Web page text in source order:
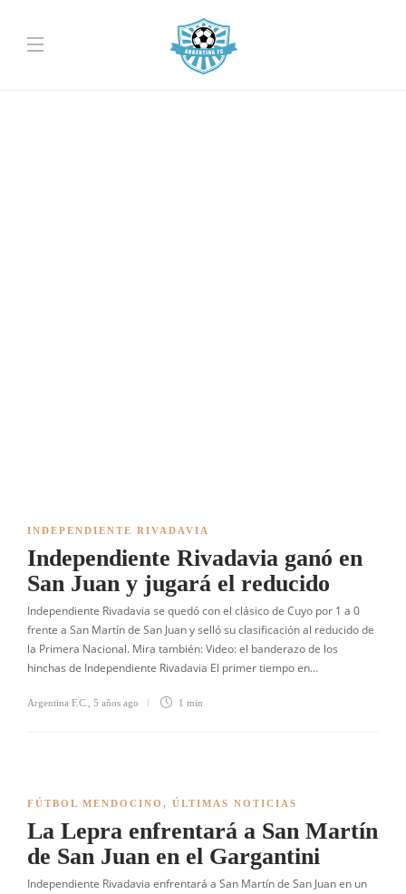
INDEPENDIENTE RIVADAVIA
Independiente Rivadavia ganó en
San Juan y jugará el reducido
Independiente Rivadavia se quedó con el clásico de Cuyo por 1 a 0
frente a San Martín de San Juan y selló su clasificación al reducido de
la Primera Nacional. Mira también: Video: el banderazo de los
hinchas de Independiente Rivadavia El primer tiempo en…
Argentina F.C. 5 años ago 1 min
FÚTBOL MENDOCINO , ÚLTIMAS NOTICIAS
La Lepra enfrentará a San Martín
de San Juan en el Gargantini
Independiente Rivadavia enfrentará a San Martín de San Juan en un